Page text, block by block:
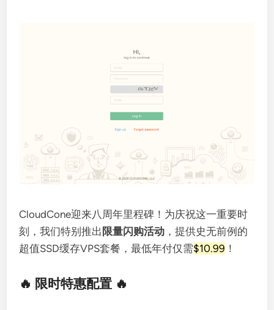
CloudCone迎来八周年里程碑！为庆祝这一重要时
刻，我们特别推出 限量闪购活动 ，提供史无前例的
超值SSD缓存VPS套餐，最低年付仅需$10.99 ！
🔥 限时特惠配置 🔥